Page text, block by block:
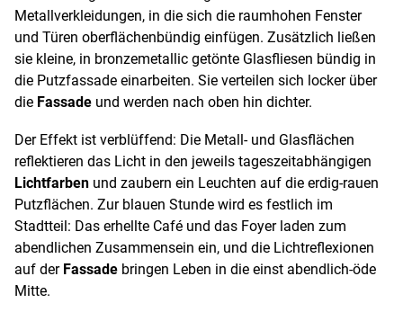
Metallverkleidungen, in die sich die raumhohen Fenster
und Türen oberflächenbündig einfügen. Zusätzlich ließen
sie kleine, in bronzemetallic getönte Glasfliesen bündig in
die Putzfassade einarbeiten. Sie verteilen sich locker über
die Fassade und werden nach oben hin dichter.
Der Effekt ist verblüffend: Die Metall- und Glasflächen
reflektieren das Licht in den jeweils tageszeitabhängigen
Lichtfarben und zaubern ein Leuchten auf die erdig-rauen
Putzflächen. Zur blauen Stunde wird es festlich im
Stadtteil: Das erhellte Café und das Foyer laden zum
abendlichen Zusammensein ein, und die Lichtreflexionen
auf der Fassade bringen Leben in die einst abendlich-öde
Mitte.